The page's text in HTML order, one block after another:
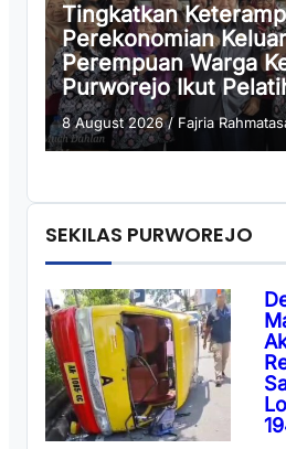
Tingkatkan
Perekonomian
Perempuan Warga
Purworejo Ikut
8 August 2026/ Fajria
SEKILAS PURWOREJO